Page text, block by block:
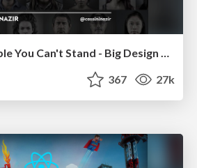
Dealing with People You Can't Stand - Big Design 2015
367 27k